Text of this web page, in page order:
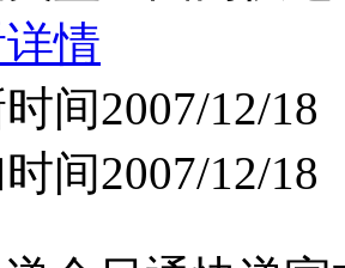
情
间2007/12/18
间2007/12/18